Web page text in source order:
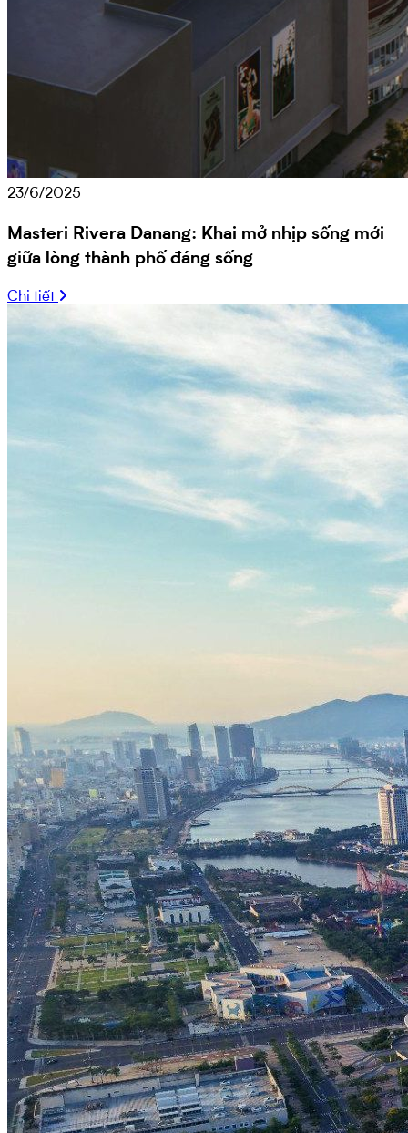
23/6/2025
Masteri Rivera Danang: Khai mở nhịp sống mới
giữa lòng thành phố đáng sống
Chi tiết